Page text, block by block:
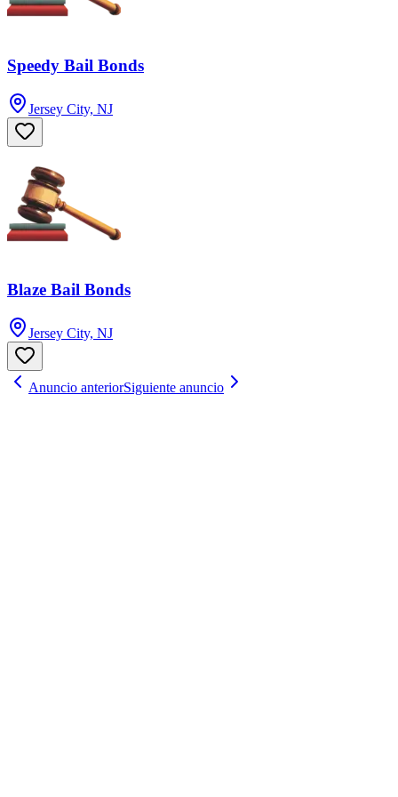
Speedy Bail Bonds
Jersey City, NJ
Blaze Bail Bonds
Jersey City, NJ
Anuncio anteriorSiguiente anuncio